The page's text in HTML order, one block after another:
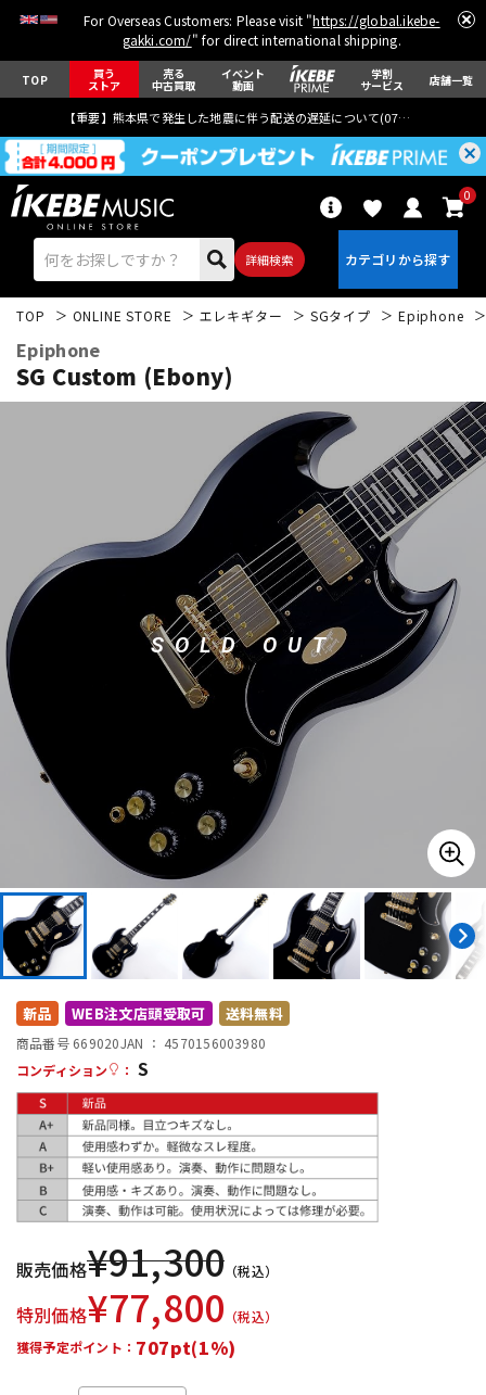
For Overseas Customers: Please visit "https://global.ikebe-
gakki.com/" for direct international shipping.
TOP 買う
ストア
売る
中古買取
イベント
動画
学割
サービス 店舗一覧
【重要】熊本県で発生した地震に伴う配送の遅延について(07月29日
詳細検索
0
アコギ/エレアコ
ウクレレ
パーカッション
電子ピアノ
アンプ
DTM
配信/ライブ機器
中古
TOP ONLINE STORE エレキギター SGタイプ Epiphone
Epiphone
SG Custom (Ebony)
SOLD OUT
新品 WEB注文店頭受取可 送料無料
商品番号 669020JAN ： 4570156003980
コンディション
： S
販売価格¥91,300 （税込）
特別価格¥77,800 （税込）
獲得予定ポイント： 707pt(1%)